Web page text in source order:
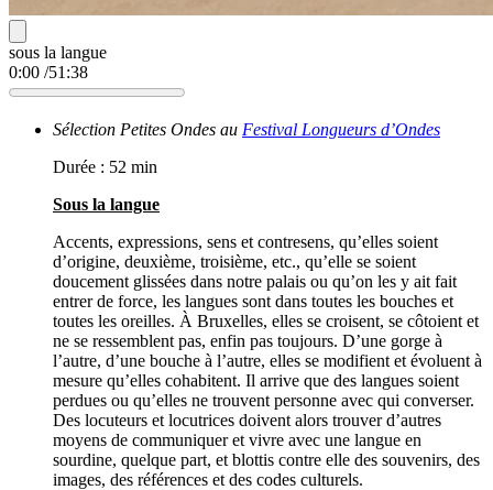
sous la langue
0:00 /51:38
Sélection Petites Ondes au Festival Longueurs d’Ondes
Durée : 52 min
Sous la langue
Accents, expressions, sens et contresens, qu’elles soient
d’origine, deuxième, troisième, etc., qu’elle se soient
doucement glissées dans notre palais ou qu’on les y ait fait
entrer de force, les langues sont dans toutes les bouches et
toutes les oreilles. À Bruxelles, elles se croisent, se côtoient et
ne se ressemblent pas, enfin pas toujours. D’une gorge à
l’autre, d’une bouche à l’autre, elles se modifient et évoluent à
mesure qu’elles cohabitent. Il arrive que des langues soient
perdues ou qu’elles ne trouvent personne avec qui converser.
Des locuteurs et locutrices doivent alors trouver d’autres
moyens de communiquer et vivre avec une langue en
sourdine, quelque part, et blottis contre elle des souvenirs, des
images, des références et des codes culturels.